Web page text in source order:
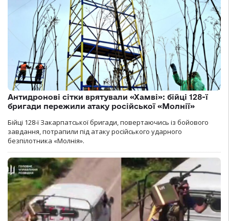
Антидронові сітки врятували «Хамві»: бійці 128-ї
бригади пережили атаку російської «Молнії»
Бійці 128-ї Закарпатської бригади, повертаючись із бойового
завдання, потрапили під атаку російського ударного
безпілотника «Молнія».